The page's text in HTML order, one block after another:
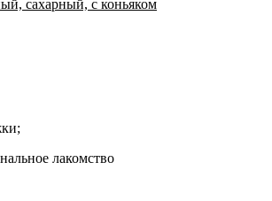
сахарный, с коньяком